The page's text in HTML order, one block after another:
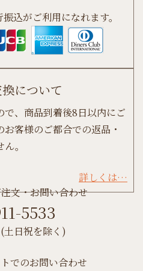
込がご利用になれます。
について
、商品到着後8日以内にご
客様のご都合での返品・
。
詳しくは…
文・お問い合わせ
5533
土日祝を除く)
でのお問い合わせ